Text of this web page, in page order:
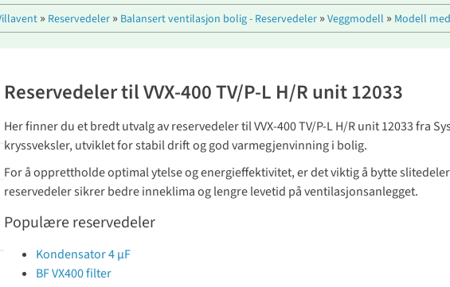
» Reservedeler» Balansert ventilasjon bolig - Reservedeler» Veggmodell » Modell
Reservedeler til VVX-400 TV/P-L H/R unit 12033
Her finner du et bredt utvalg av reservedeler til VVX-400 TV/P-L H/R unit 12033 fra
kryssveksler, utviklet for stabil drift og god varmegjenvinning i bolig.
For å opprettholde optimal ytelse og energieffektivitet, er det viktig å bytte
reservedeler sikrer bedre inneklima og lengre levetid på ventilasjonsanlegget.
Populære reservedeler
Kondensator 4 µF
BF VX400 filter